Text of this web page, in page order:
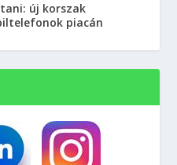
új korszak
piacán